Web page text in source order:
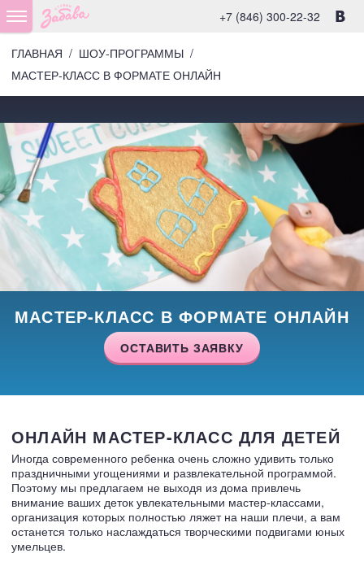
+7 (846) 300-22-32
ГЛАВНАЯ / ШОУ-ПРОГРАММЫ /
МАСТЕР-КЛАСС В ФОРМАТЕ ОНЛАЙН
МАСТЕР-КЛАСС В ФОРМАТЕ ОНЛАЙН
ОСТАВИТЬ ЗАЯВКУ
ОНЛАЙН МАСТЕР-КЛАСС ДЛЯ ДЕТЕЙ
Иногда современного ребенка очень сложно удивить только
праздничными угощениями и развлекательной программой.
Поэтому мы предлагаем не выходя из дома привлечь
внимание ваших деток увлекательными мастер-классами,
организация которых полностью ляжет на наши плечи, а вам
останется только наслаждаться творческими подвигами юных
умельцев.